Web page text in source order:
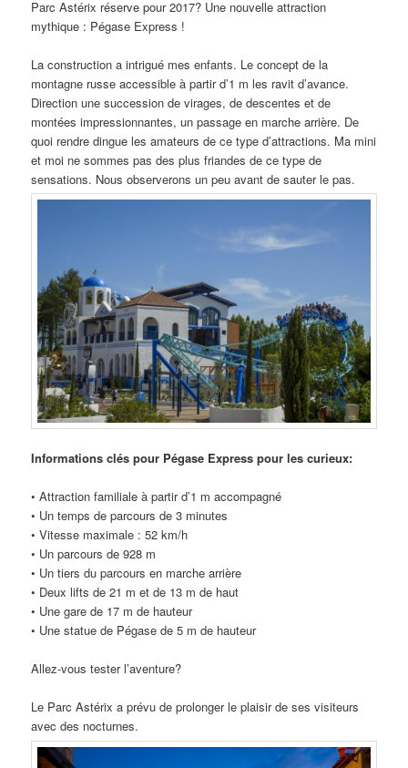
Parc Astérix réserve pour 2017? Une nouvelle attraction
mythique : Pégase Express !
La construction a intrigué mes enfants. Le concept de la
montagne russe accessible à partir d’1 m les ravit d’avance.
Direction une succession de virages, de descentes et de
montées impressionnantes, un passage en marche arrière. De
quoi rendre dingue les amateurs de ce type d’attractions. Ma mini
et moi ne sommes pas des plus friandes de ce type de
sensations. Nous observerons un peu avant de sauter le pas.
Informations clés pour Pégase Express pour les curieux:
• Attraction familiale à partir d’1 m accompagné
• Un temps de parcours de 3 minutes
• Vitesse maximale : 52 km/h
• Un parcours de 928 m
• Un tiers du parcours en marche arrière
• Deux lifts de 21 m et de 13 m de haut
• Une gare de 17 m de hauteur
• Une statue de Pégase de 5 m de hauteur
Allez-vous tester l’aventure?
Le Parc Astérix a prévu de prolonger le plaisir de ses visiteurs
avec des nocturnes.